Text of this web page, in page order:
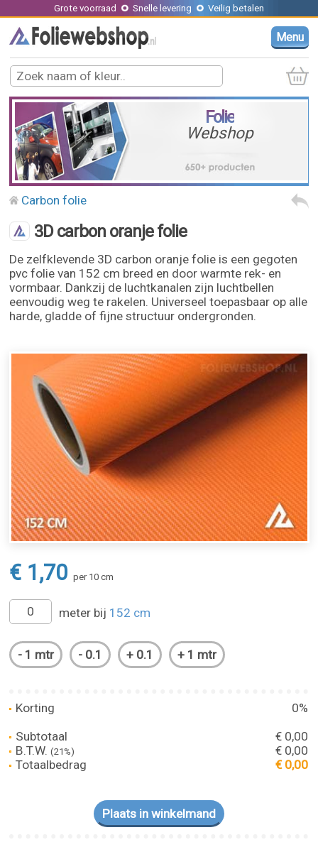
Grote voorraad Snelle levering Veilig betalen
Menu
Folie
Webshop
Carbon folie
3D carbon oranje folie
De zelfklevende 3D carbon oranje folie is een gegoten
pvc folie van 152 cm breed en door warmte rek- en
vormbaar. Dankzij de luchtkanalen zijn luchtbellen
eenvoudig weg te rakelen. Universeel toepasbaar op alle
harde, gladde of fijne structuur ondergronden.
€ 1,70 per 10 cm
meter bij 152 cm
Korting
0%
Subtotaal
€ 0,00
B.T.W.(21%)
€ 0,00
Totaalbedrag
€ 0,00